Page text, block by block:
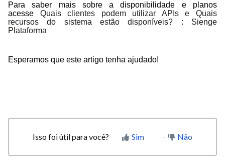
Para saber mais sobre a disponibilidade e planos
acesse Quais clientes podem utilizar APIs e Quais
recursos do sistema estão disponíveis? : Sienge
Plataforma
Esperamos que este artigo tenha ajudado!
Isso foi útil para você? Sim Não